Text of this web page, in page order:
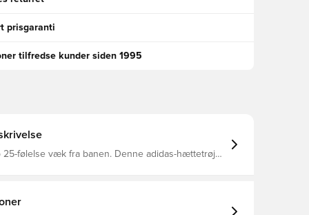
prisgaranti
tilfredse kunder siden 1995
25-følelse væk fra banen. Denne adidas-hættetrøje
AEROREADY giver en behagelig følelse,
med hætte Lynlåslommer